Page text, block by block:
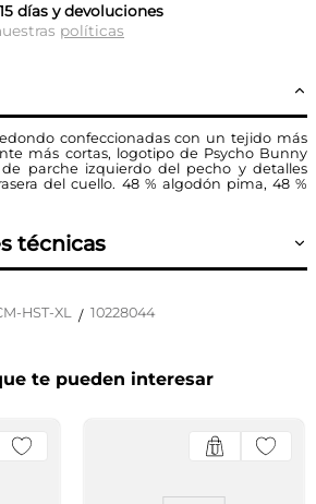
días y devoluciones
políticas
confeccionadas con un tejido más
más cortas, logotipo de Psycho Bunny
parche izquierdo del pecho y detalles
del cuello. 48 % algodón pima, 48 %
técnicas
HST-XL / 10228044
te pueden interesar